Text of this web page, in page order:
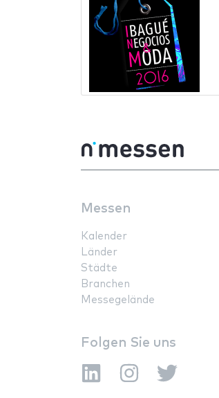
Messen
Kalender
Länder
Städte
Branchen
Messegelände
Folgen Sie uns